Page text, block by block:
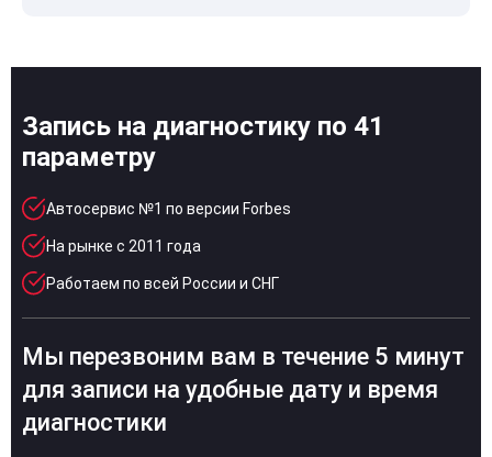
Запись на диагностику по 41
параметру
Автосервис №1 по версии Forbes
На рынке с 2011 года
Работаем по всей России и СНГ
Мы перезвоним вам в течение 5 минут
для записи на удобные дату и время
диагностики